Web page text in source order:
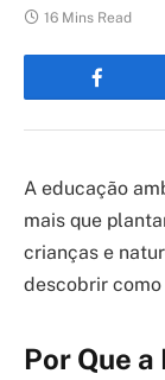
16 Mins Read
A educação
mais que
crianças e
descobrir
Por Que